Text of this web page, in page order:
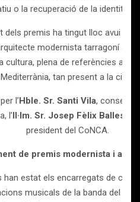
o la recuperació de la identitat
dels premis ha tingut lloc avui
modernista tarragoní
cultura, plena de referències al
Mediterrània, tan present a la ciutat.
l’Hble. Sr. Santi Vila, conseller
l’Il·lm. Sr. Josep Fèlix
president del CoNCA.
de premis modernista i amb
han estat els encarregats de
musicals de la banda del